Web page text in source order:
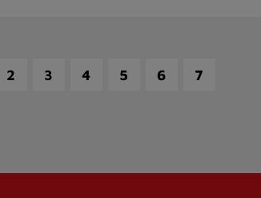
2 3 4 5 6 7